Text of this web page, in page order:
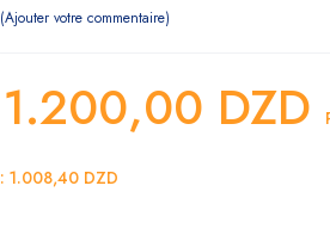
Ajouter votre commentaire
1.200,00 DZD
: 1.008,40 DZD